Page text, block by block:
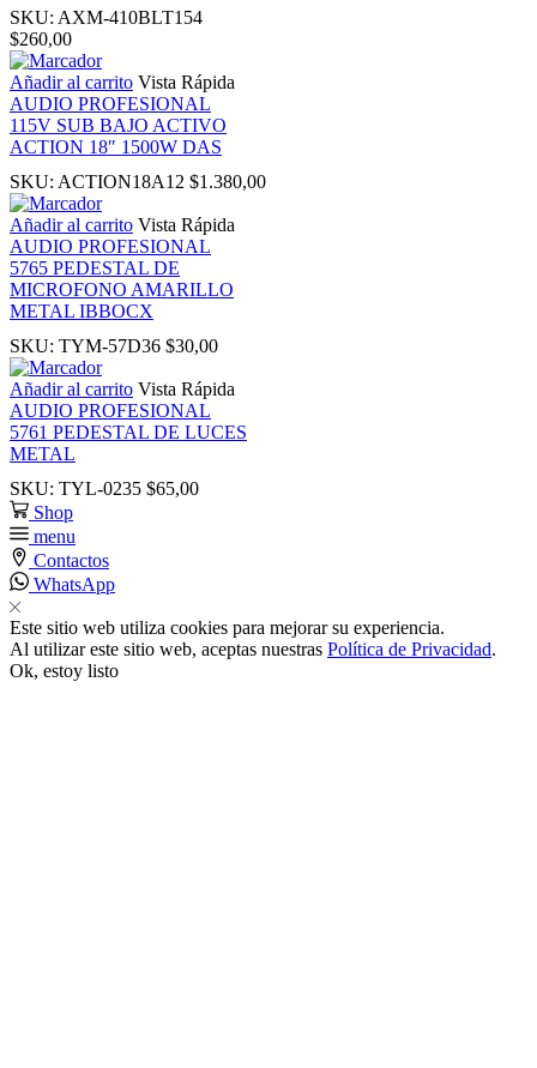
panel
panel
satın al
panel
SKU: AXM-410BLT154
$260,00
Añadir al carrito Vista Rápida
AUDIO PROFESIONAL
115V SUB BAJO ACTIVO
ACTION 18″ 1500W DAS
SKU: ACTION18A12 $1.380,00
Añadir al carrito Vista Rápida
AUDIO PROFESIONAL
5765 PEDESTAL DE
MICROFONO AMARILLO
METAL IBBOCX
SKU: TYM-57D36 $30,00
Añadir al carrito Vista Rápida
AUDIO PROFESIONAL
5761 PEDESTAL DE LUCES
METAL
SKU: TYL-0235 $65,00
Shop
menu
Contactos
WhatsApp
Este sitio web utiliza cookies para mejorar su experiencia.
Al utilizar este sitio web, aceptas nuestras Política de Privacidad.
Ok, estoy listo